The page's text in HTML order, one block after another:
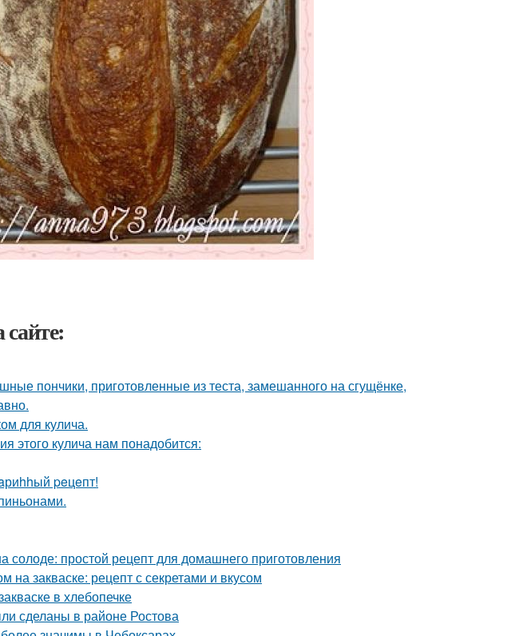
пончики, приготовленные из теста, замешанного на сгущёнке,
для кулича.
этого кулича нам понадобится:
peцeпт!
простой рецепт для домашнего приготовления
закваске: рецепт с секретами и вкусом
в хлебопечке
сделаны в районе Ростова